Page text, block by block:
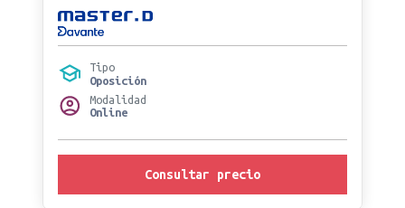
Tipo
Oposición
Modalidad
Online
Consultar precio